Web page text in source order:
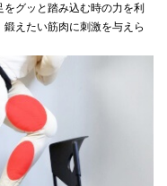
グッと踏み込む時の力を利
えたい筋肉に刺激を与えら